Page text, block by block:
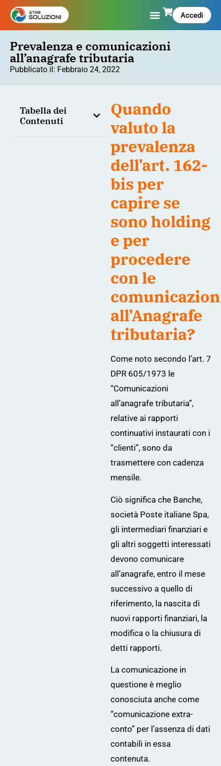
Accedi
Prevalenza e comunicazioni
all’anagrafe tributaria
Pubblicato il: Febbraio 24, 2022
Tabella dei
Contenuti
Quando
valuto la
prevalenza
dell’art. 162-
bis per
capire se
sono holding
e per
procedere
con le
all’Anagrafe
tributaria?
Come noto secondo l’art. 7
DPR 605/1973 le
“Comunicazioni
all’anagrafe tributaria”,
relative ai rapporti
continuativi instaurati con i
“clienti”, sono da
trasmettere con cadenza
mensile.
Ciò significa che Banche,
società Poste italiane Spa,
gli intermediari finanziari e
gli altri soggetti interessati
devono comunicare
all’anagrafe, entro il mese
successivo a quello di
riferimento, la nascita di
nuovi rapporti finanziari, la
modifica o la chiusura di
detti rapporti.
La comunicazione in
questione è meglio
conosciuta anche come
“comunicazione extra-
conto” per l’assenza di dati
contabili in essa
contenuta.